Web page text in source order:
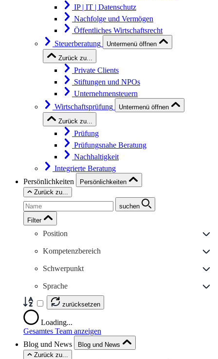
IP | IT | Datenschutz
Nachfolge und Vermögen
Öffentliches Wirtschaftsrecht
Steuerberatung
Untermenü öffnen
Zurück zu...
Private Clients
Stiftungen und NPOs
Unternehmensteuern
Wirtschaftsprüfung
Untermenü öffnen
Zurück zu...
Prüfung
Prüfungsnahe Beratung
Nachhaltigkeit
Integrierte Beratung
Persönlichkeiten
Persönlichkeiten
Zurück zu...
suchen
Filter
Position
Kompetenzbereich
Schwerpunkt
Sprache
zurücksetzen
Loading...
Gesamtes Team anzeigen
Blog und News
Blog und News
Zurück zu...